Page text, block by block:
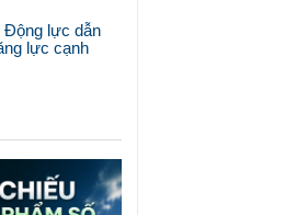
Động lực dẫn
lực cạnh